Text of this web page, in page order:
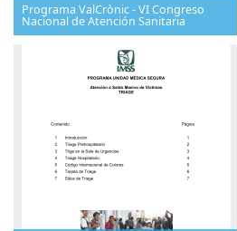
Programa ValCrònic - VI Congreso
Nacional de Atención Sanitaria